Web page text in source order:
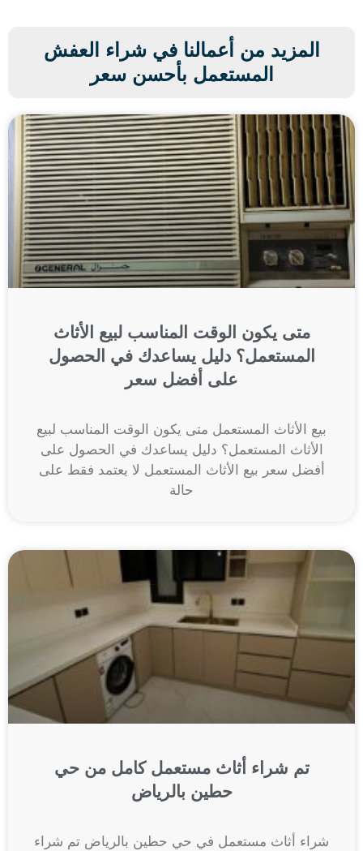
المزيد من أعمالنا في شراء العفش
المستعمل بأحسن سعر
متى يكون الوقت المناسب لبيع الأثاث
المستعمل؟ دليل يساعدك في الحصول
على أفضل سعر
بيع الأثاث المستعمل متى يكون الوقت المناسب لبيع
الأثاث المستعمل؟ دليل يساعدك في الحصول على
أفضل سعر بيع الأثاث المستعمل لا يعتمد فقط على
حالة
تم شراء أثاث مستعمل كامل من حي
حطين بالرياض
شراء أثاث مستعمل في حي حطين بالرياض تم شراء